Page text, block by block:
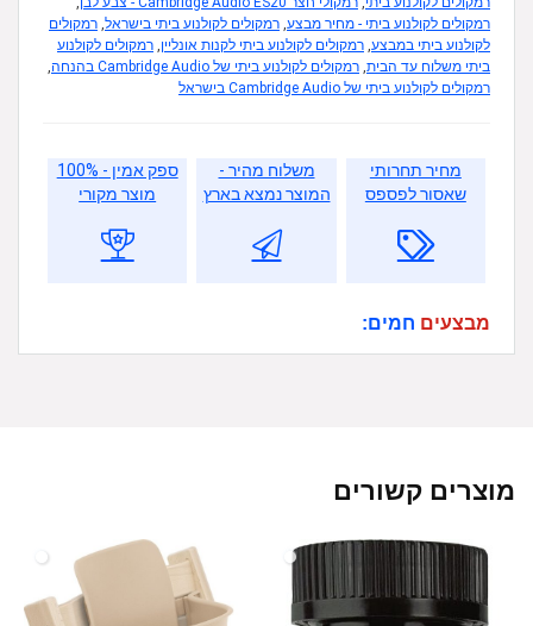
רמקולים לקולנוע ביתי - מחיר מבצע, רמקולים לקולנוע ביתי בישראל, רמקולים
לקולנוע ביתי במבצע, רמקולים לקולנוע ביתי לקנות אונליין, רמקולים לקולנוע
ביתי משלוח עד הבית, רמקולים לקולנוע ביתי של Cambridge Audio בהנחה
,
רמקולים לקולנוע ביתי של Cambridge Audio בישראל
מחיר תחרותי
שאסור לפספס
משלוח מהיר -
המוצר נמצא בארץ
ספק אמין - 100%
מוצר מקורי
מבצעים חמים:
מוצרים קשורים